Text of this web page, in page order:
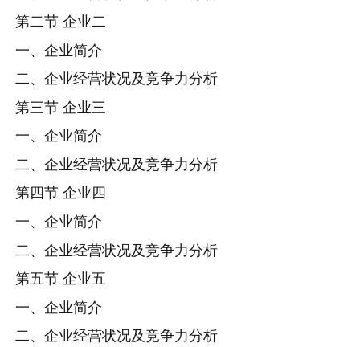
第二节 企业二
一、企业简介
二、企业经营状况及竞争力分析
第三节 企业三
一、企业简介
二、企业经营状况及竞争力分析
第四节 企业四
一、企业简介
二、企业经营状况及竞争力分析
第五节 企业五
一、企业简介
二、企业经营状况及竞争力分析